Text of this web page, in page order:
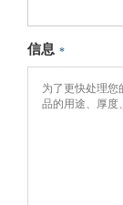
信息 *